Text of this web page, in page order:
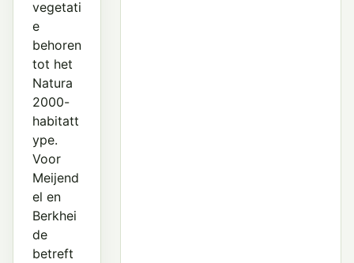
vegetati
e
behoren
tot het
Natura
2000-
habitatt
ype.
Voor
Meijend
el en
Berkhei
de
betreft